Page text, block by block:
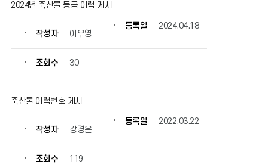
성
정
확
2024년 축산물 등급 이력 게시
작성자 이우영
등록일 2024.04.18
조회수 30
축산물 이력번호 게시
작성자 강경은
등록일 2022.03.22
조회수 119